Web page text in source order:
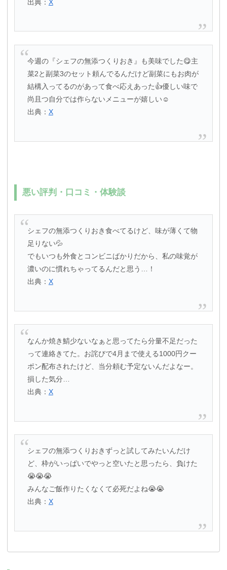
出典： X
今週の『シェフの無添つくりおき』も美味でした😋主
菜2と副菜3のセット頼んでるんだけど副菜にもお肉が
結構入ってるのがあって食べ応えあった👍優しい味で
尚且つ自分では作らないメニューが嬉しい☺️
出典： X
悪い評判・口コミ・体験談
シェフの無添つくりおき食べてるけど、味が薄くて物
足りない💦
でもいつも外食とコンビニばかりだから、私の味覚が
濃いのに慣れちゃってるんだと思う…！
出典： X
なんか焼き鯖少ないなぁと思ってたら分量不足だった
って連絡きてた。お詫びで4月まで使える1000円クー
ポン配布されたけど、当分頼む予定ないんだよなー。
損した気分…
出典： X
シェフの無添つくりおきずっと試してみたいんだけ
ど、枠がいっぱいでやっと空いたと思ったら、負けた
😭😭😭
みんなご飯作りたくなくて必死だよね😭😭
出典： X